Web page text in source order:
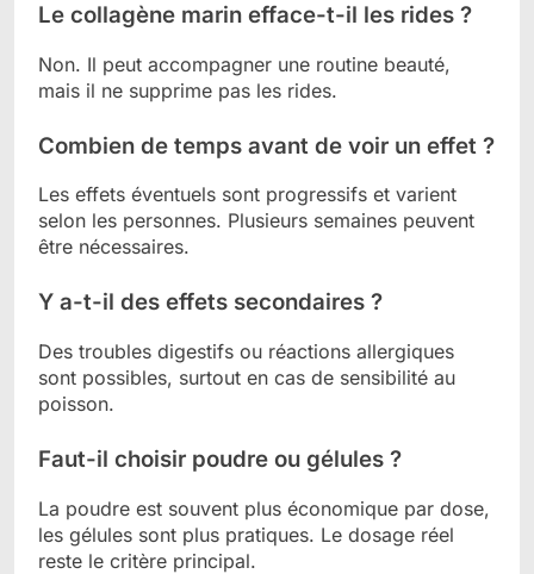
Le collagène marin efface-t-il les rides ?
Non. Il peut accompagner une routine beauté,
mais il ne supprime pas les rides.
Combien de temps avant de voir un effet ?
Les effets éventuels sont progressifs et varient
selon les personnes. Plusieurs semaines peuvent
être nécessaires.
Y a-t-il des effets secondaires ?
Des troubles digestifs ou réactions allergiques
sont possibles, surtout en cas de sensibilité au
poisson.
Faut-il choisir poudre ou gélules ?
La poudre est souvent plus économique par dose,
les gélules sont plus pratiques. Le dosage réel
reste le critère principal.